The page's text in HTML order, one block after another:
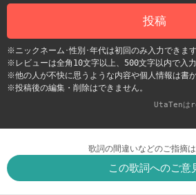
投稿
※ニックネーム･性別･年代は初回のみ入力できます
※レビューは全角10文字以上、500文字以内で入力
※他の人が不快に思うような内容や個人情報は書か
※投稿後の編集・削除はできません。
UtaTenは
歌詞の間違いなどのご指摘
この歌詞へのご意